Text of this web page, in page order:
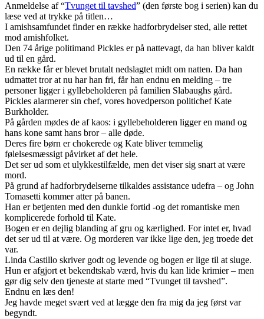
Anmeldelse af “Tvunget til tavshed” (den første bog i serien) kan du
læse ved at trykke på titlen…
I amishsamfundet finder en række hadforbrydelser sted, alle rettet
mod amishfolket.
Den 74 årige politimand Pickles er på nattevagt, da han bliver kaldt
ud til en gård.
En række får er blevet brutalt nedslagtet midt om natten. Da han
udmattet tror at nu har han fri, får han endnu en melding – tre
personer ligger i gyllebeholderen på familien Slabaughs gård.
Pickles alarmerer sin chef, vores hovedperson politichef Kate
Burkholder.
På gården mødes de af kaos: i gyllebeholderen ligger en mand og
hans kone samt hans bror – alle døde.
Deres fire børn er chokerede og Kate bliver temmelig
følelsesmæssigt påvirket af det hele.
Det ser ud som et ulykkestilfælde, men det viser sig snart at være
mord.
På grund af hadforbrydelserne tilkaldes assistance udefra – og John
Tomasetti kommer atter på banen.
Han er betjenten med den dunkle fortid -og det romantiske men
komplicerede forhold til Kate.
Bogen er en dejlig blanding af gru og kærlighed. For intet er, hvad
det ser ud til at være. Og morderen var ikke lige den, jeg troede det
var.
Linda Castillo skriver godt og levende og bogen er lige til at sluge.
Hun er afgjort et bekendtskab værd, hvis du kan lide krimier – men
gør dig selv den tjeneste at starte med “Tvunget til tavshed”.
Endnu en læs den!
Jeg havde meget svært ved at lægge den fra mig da jeg først var
begyndt.